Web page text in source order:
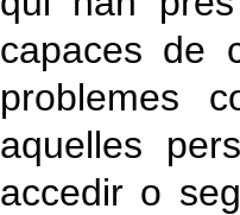
capaces de
problemes
aquelles
accedir o